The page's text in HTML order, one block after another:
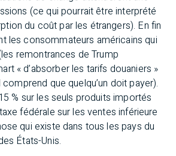
(ce qui pourrait être interprété
du coût par les étrangers). En fin
les consommateurs américains qui
remontrances de Trump
« d’absorber les tarifs douaniers »
comprend que quelqu’un doit payer).
% sur les seuls produits importés
fédérale sur les ventes inférieure
qui existe dans tous les pays du
États-Unis.